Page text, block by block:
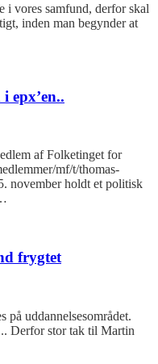
i vores samfund, derfor skal
inden man begynder at
epx’en..
af Folketinget for
mf/t/thomas-
november holdt et politisk
frygtet
på uddannelsesområdet.
Derfor stor tak til Martin